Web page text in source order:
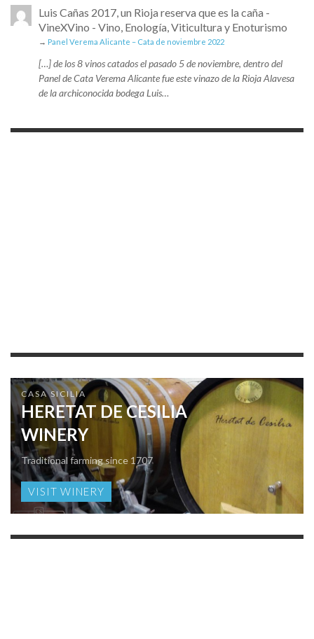
Luis Cañas 2017, un Rioja reserva que es la caña -
VineXVino - Vino, Enología, Viticultura y Enoturismo
→ Panel Verema Alicante – Cata de noviembre 2022
[…] de los 8 vinos catados el pasado 5 de noviembre, dentro del
Panel de Cata Verema Alicante fue este vinazo de la Rioja Alavesa
de la archiconocida bodega Luis…
CASA SICILIA
HERETAT DE CESILIA
WINERY
Traditional farming since 1707
VISIT WINERY